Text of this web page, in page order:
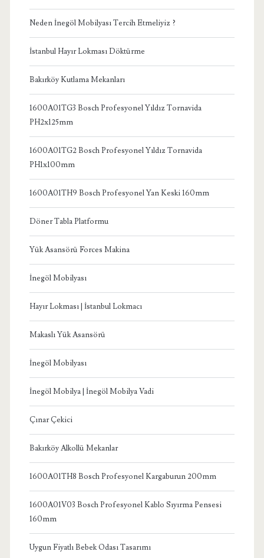
Neden İnegöl Mobilyası Tercih Etmeliyiz ?
İstanbul Hayır Lokması Döktürme
Bakırköy Kutlama Mekanları
1600A01TG3 Bosch Profesyonel Yıldız Tornavida
PH2x125mm
1600A01TG2 Bosch Profesyonel Yıldız Tornavida
PH1x100mm
1600A01TH9 Bosch Profesyonel Yan Keski 160mm
Döner Tabla Platformu
Yük Asansörü Forces Makina
İnegöl Mobilyası
Hayır Lokması | İstanbul Lokmacı
Makaslı Yük Asansörü
İnegöl Mobilyası
İnegöl Mobilya | İnegöl Mobilya Vadi
Çınar Çekici
Bakırköy Alkollü Mekanlar
1600A01TH8 Bosch Profesyonel Kargaburun 200mm
1600A01V03 Bosch Profesyonel Kablo Sıyırma Pensesi
160mm
Uygun Fiyatlı Bebek Odası Tasarımı